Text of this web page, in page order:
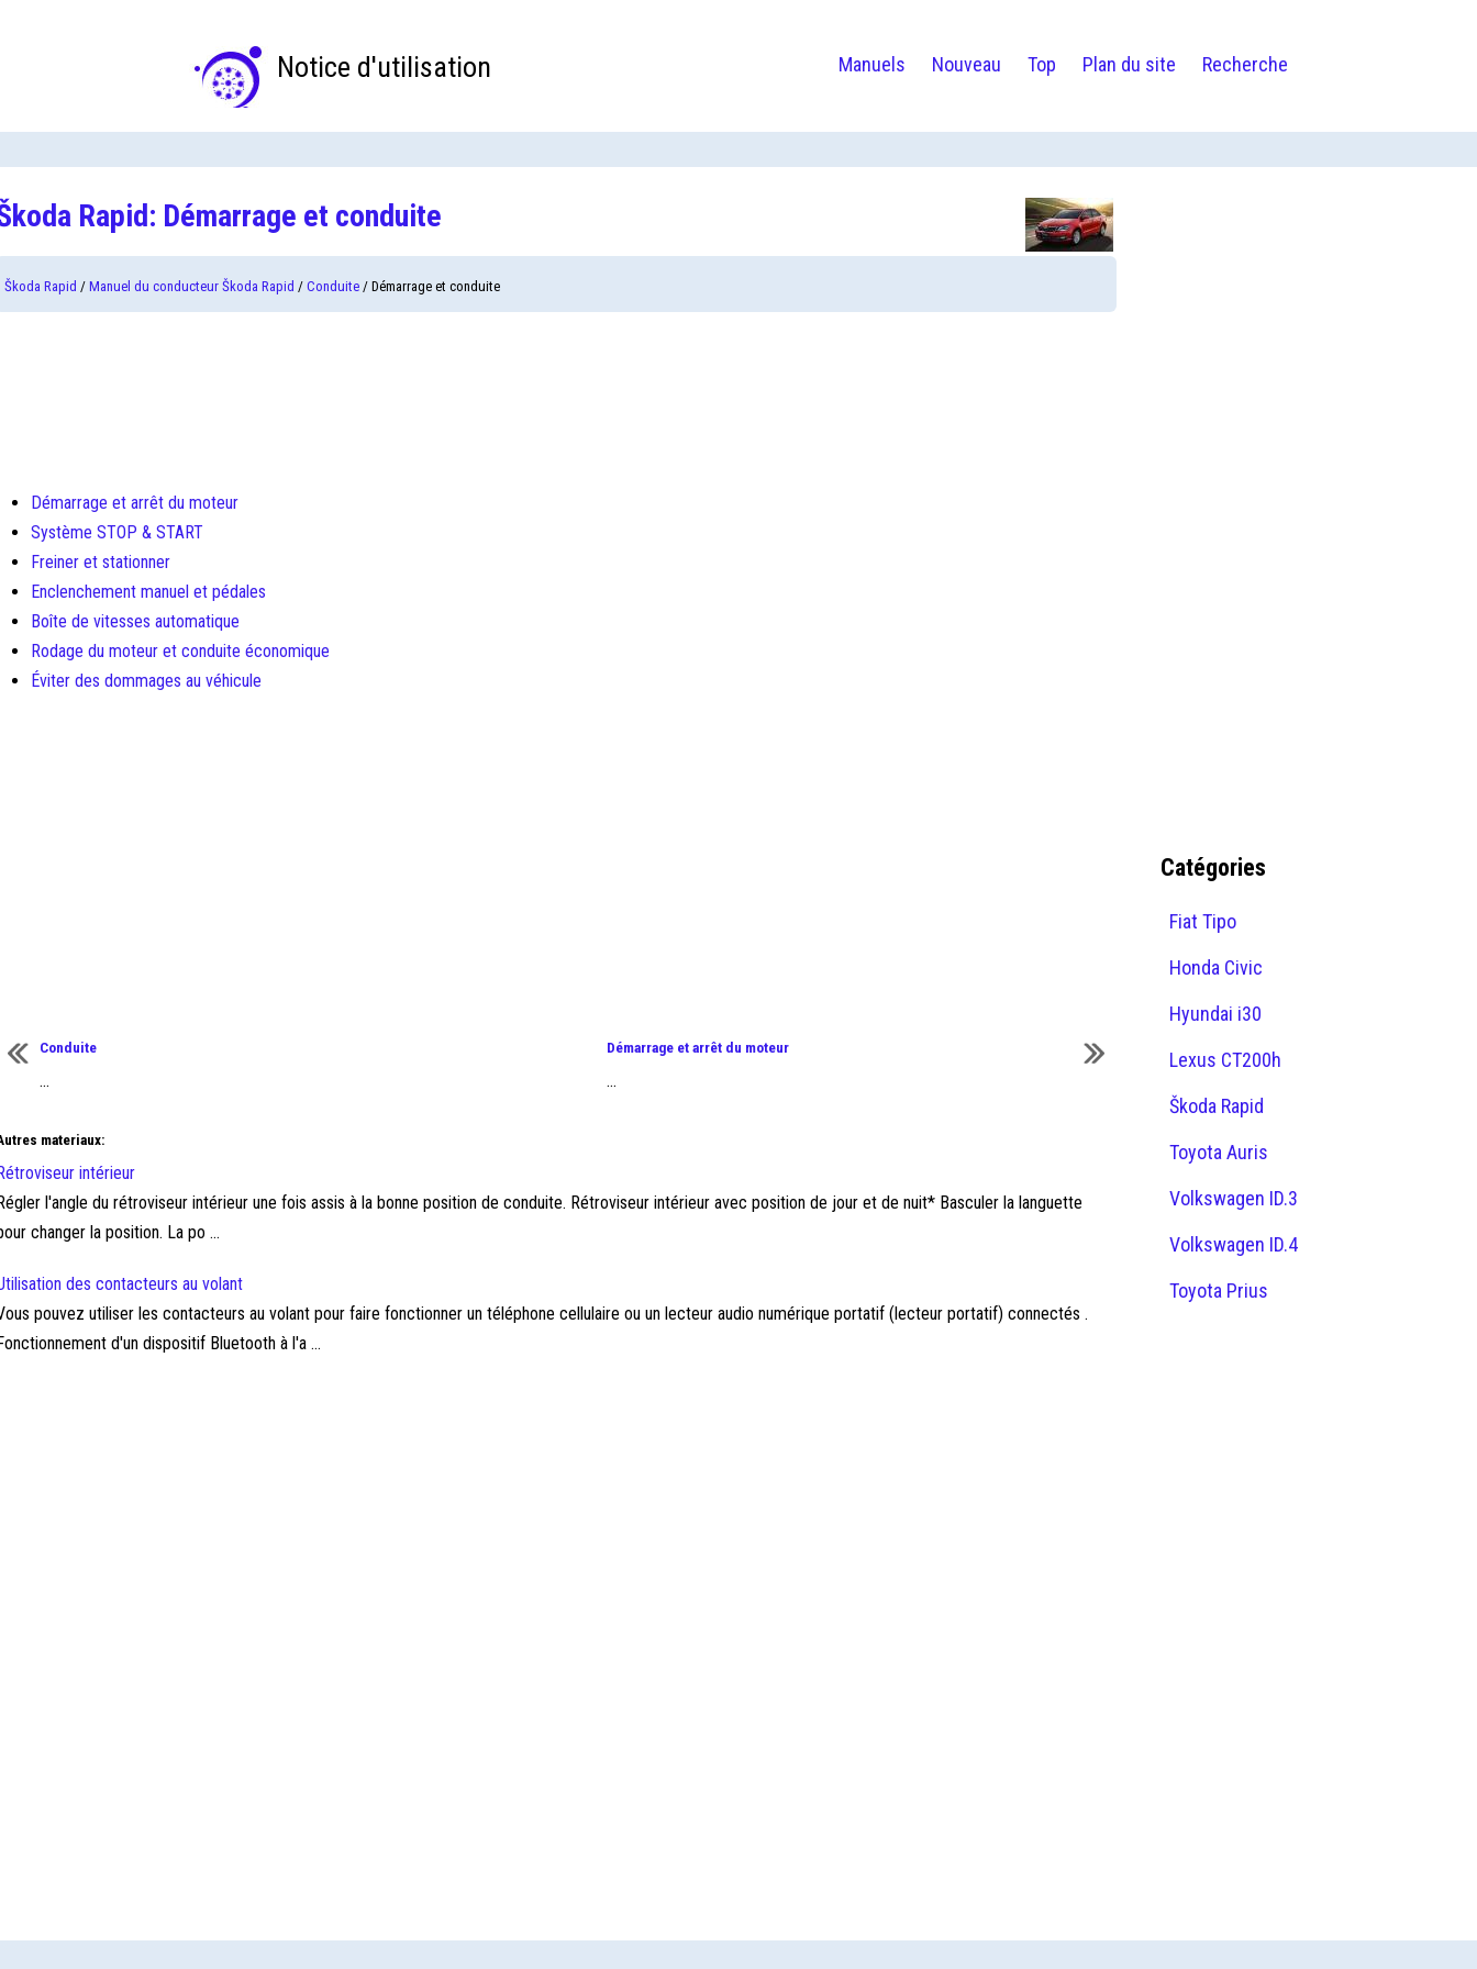
Notice d'utilisation Manuels Nouveau Top Plan du site Recherche
Rapid: Démarrage et conduite
Škoda Rapid / Manuel du conducteur Škoda Rapid / Conduite / Démarrage et conduite
Démarrage et arrêt du moteur
Système STOP & START
Freiner et stationner
Enclenchement manuel et pédales
Boîte de vitesses automatique
Rodage du moteur et conduite économique
Éviter des dommages au véhicule
Conduite
...
Démarrage et arrêt du moteur
...
materiaux:
intérieur
l'angle du rétroviseur intérieur une fois assis à la bonne position de conduite. Rétroviseur intérieur avec position de jour et de nuit* Basculer la languette
changer la position. La po ...
des contacteurs au volant
pouvez utiliser les contacteurs au volant pour faire fonctionner un téléphone cellulaire ou un lecteur audio numérique portatif (lecteur portatif) connectés .
d'un dispositif Bluetooth à l'a ...
Catégories
Fiat Tipo
Honda Civic
Hyundai i30
Lexus CT200h
Škoda Rapid
Toyota Auris
Volkswagen ID.3
Volkswagen ID.4
Toyota Prius